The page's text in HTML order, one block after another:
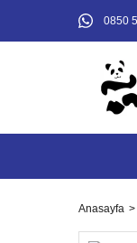
0850
Anasayfa